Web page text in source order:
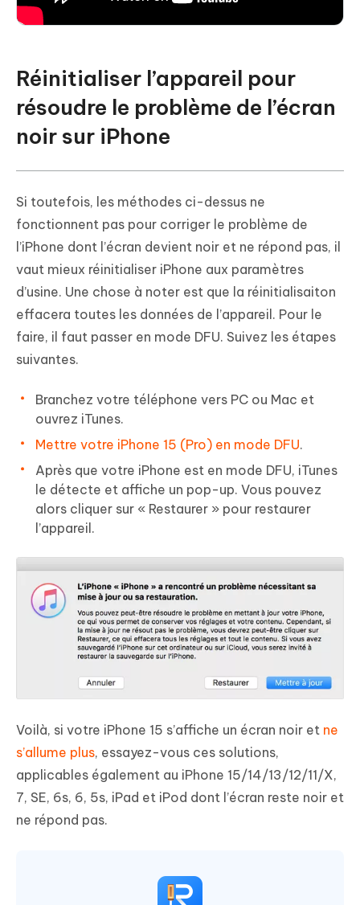
Réinitialiser l’appareil pour
résoudre le problème de l’écran
noir sur iPhone
Si toutefois, les méthodes ci-dessus ne
fonctionnent pas pour corriger le problème de
l’iPhone dont l’écran devient noir et ne répond pas, il
vaut mieux réinitialiser iPhone aux paramètres
d’usine. Une chose à noter est que la réinitialisaiton
effacera toutes les données de l’appareil. Pour le
faire, il faut passer en mode DFU. Suivez les étapes
suivantes.
Branchez votre téléphone vers PC ou Mac et
ouvrez iTunes.
Mettre votre iPhone 15 (Pro) en mode DFU.
Après que votre iPhone est en mode DFU, iTunes
le détecte et affiche un pop-up. Vous pouvez
alors cliquer sur « Restaurer » pour restaurer
l’appareil.
Voilà, si votre iPhone 15 s’affiche un écran noir et ne
s’allume plus, essayez-vous ces solutions,
applicables également au iPhone 15/14/13/12/11/X,
7, SE, 6s, 6, 5s, iPad et iPod dont l’écran reste noir et
ne répond pas.